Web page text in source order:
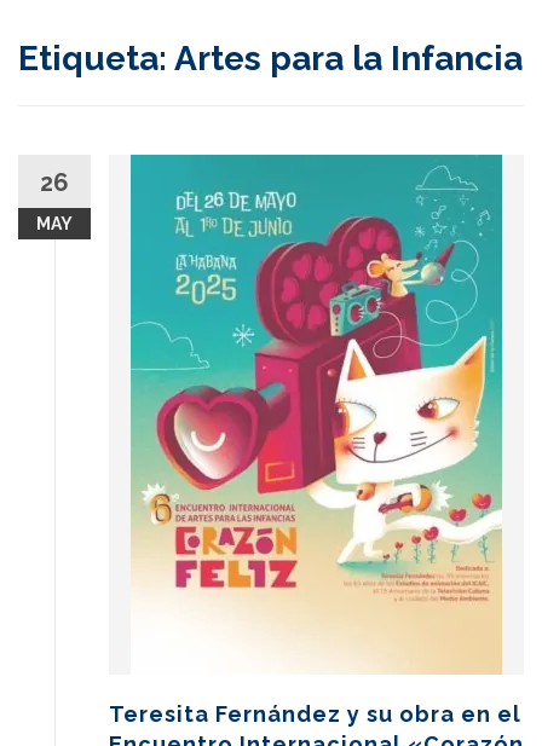
Etiqueta: Artes para la Infancia
26
MAY
Teresita Fernández y su obra en el